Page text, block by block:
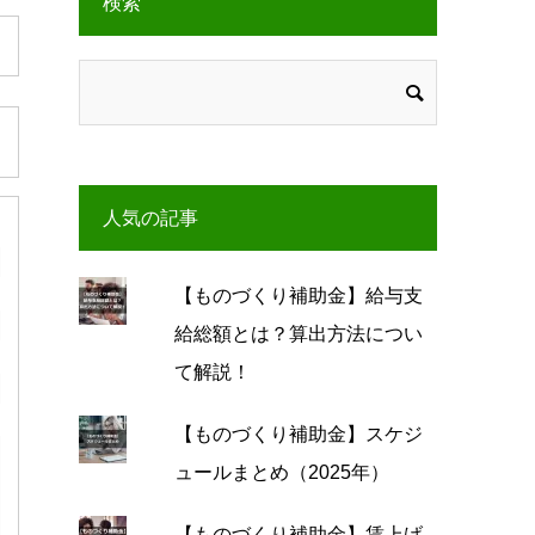
人気の記事
【ものづくり補助金】給与支
給総額とは？算出方法につい
て解説！
【ものづくり補助金】スケジ
ュールまとめ（2025年）